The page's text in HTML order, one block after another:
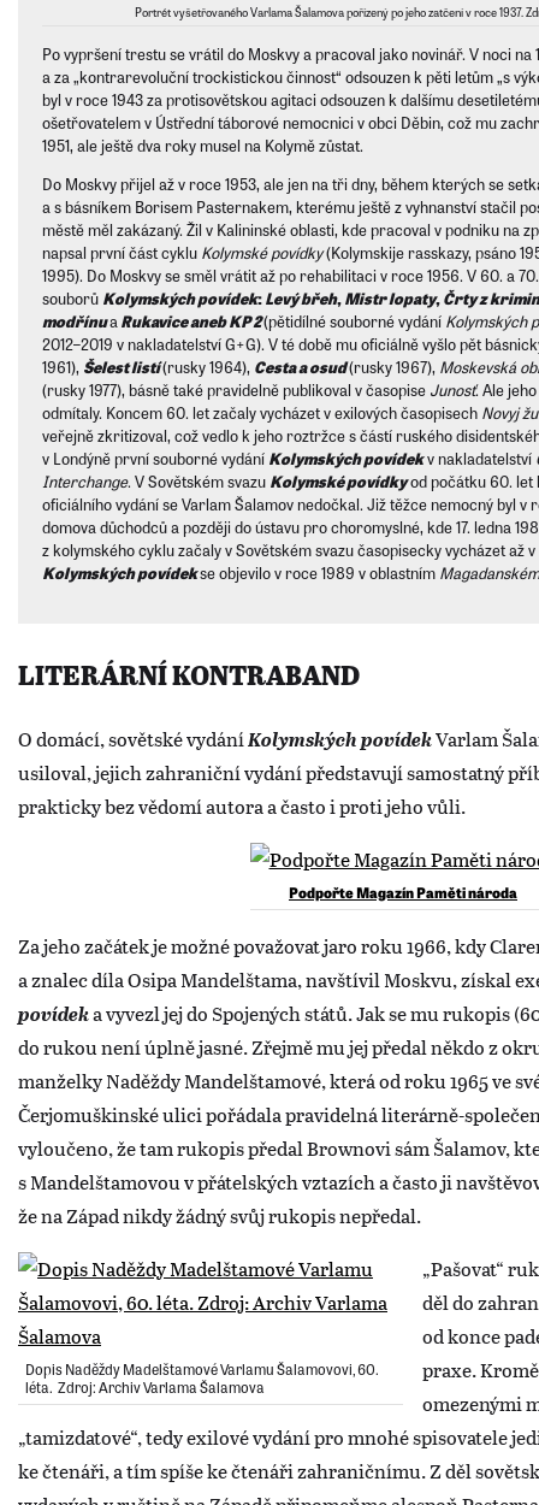
Portrét vyšetřovaného Varlama Šalamova pořízený po jeho zatčení v roce 1937.
Po vypršení trestu se vrátil do Moskvy a pracoval jako novinář. V noci na
a za „kontrarevoluční trockistickou činnost“ odsouzen k pěti letům „s
byl v roce 1943 za protisovětskou agitaci odsouzen k dalšímu
ošetřovatelem v Ústřední táborové nemocnici v obci Děbin, což mu
1951, ale ještě dva roky musel na Kolymě zůstat.
Do Moskvy přijel až v roce 1953, ale jen na tři dny, během kterých se
a s básníkem Borisem Pasternakem, kterému ještě z vyhnanství stačil
městě měl zakázaný. Žil v Kalininské oblasti, kde pracoval v podniku na
napsal první část cyklu Kolymské povídky(Kolymskije rasskazy, psáno
1995). Do Moskvy se směl vrátit až po rehabilitaci v roce 1956. V 60. a
souborů Kolymských povídek:Levý břeh,Mistr lopaty,Črty z
modřínuaRukavice aneb KP 2(pětidílné souborné vydání Kolymských
2012–2019 v nakladatelství G+G). V té době mu oficiálně vyšlo pět
1961), Šelest listí(rusky 1964), Cesta a osud(rusky 1967), Moskevská
(rusky 1977), básně také pravidelně publikoval v časopise Junosť. Ale jeho
odmítaly. Koncem 60. let začaly vycházet v exilových časopisech Novyj
veřejně zkritizoval, což vedlo k jeho roztržce s částí ruského
v Londýně první souborné vydání Kolymských povídekv nakladatelství
Interchange. V Sovětském svazu Kolymské povídkyod počátku 60. let
oficiálního vydání se Varlam Šalamov nedočkal. Již těžce nemocný byl v
domova důchodců a později do ústavu pro choromyslné, kde 17. ledna
z kolymského cyklu začaly v Sovětském svazu časopisecky vycházet až
Kolymských povídekse objevilo v roce 1989 v oblastním
LITERÁRNÍ KONTRABAND
O domácí, sovětské vydáníKolymských povídekVarlam
usiloval, jejich zahraniční vydání představují samostatný
prakticky bez vědomí autora a často i proti jeho vůli.
Podpořte Magazín Paměti národa
Za jeho začátek je možné považovat jaro roku 1966, kdy
a znalec díla Osipa Mandelštama, navštívil Moskvu, získal
povídeka vyvezl jej do Spojených států. Jak se mu rukopis
do rukou není úplně jasné. Zřejmě mu jej předal někdo z
manželky Naděždy Mandelštamové, která od roku 1965 ve
Čerjomuškinské ulici pořádala pravidelná literárně-
vyloučeno, že tam rukopis předal Brownovi sám Šalamov,
s Mandelštamovou v přátelských vztazích a často ji
že na Západ nikdy žádný svůj rukopis nepředal.
Dopis Naděždy Madelštamové Varlamu Šalamovovi, 60.
léta. Zdroj: Archiv Varlama Šalamova
„Pašovat“
děl do
od konce
praxe.
omezenými
„tamizdatové“, tedy exilové vydání pro mnohé spisovatele
ke čtenáři, a tím spíše ke čtenáři zahraničnímu. Z děl